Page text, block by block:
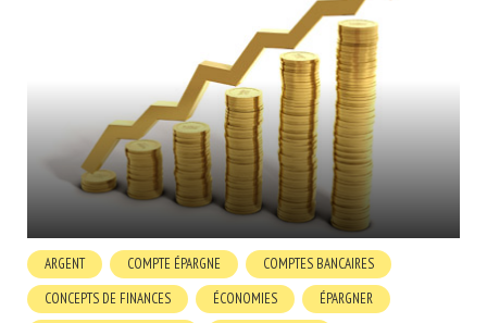
ARGENT COMPTE ÉPARGNE
COMPTES BANCAIRES
CONCEPTS DE FINANCES
ÉCONOMIES
ÉPARGNER